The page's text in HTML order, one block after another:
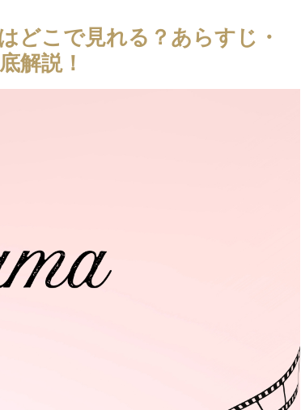
どこで見れる？あらすじ・
解説！